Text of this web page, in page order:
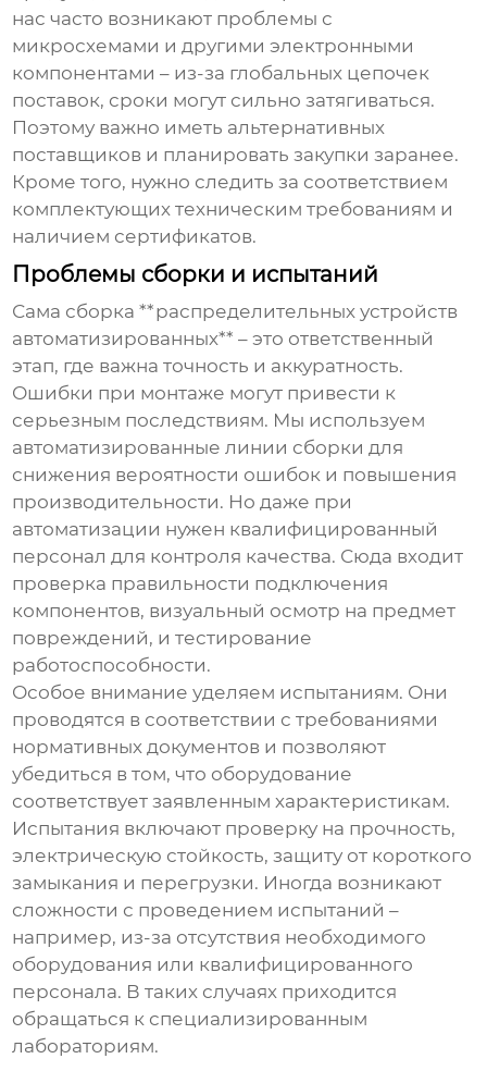
нас часто возникают проблемы с
микросхемами и другими электронными
компонентами – из-за глобальных цепочек
поставок, сроки могут сильно затягиваться.
Поэтому важно иметь альтернативных
поставщиков и планировать закупки заранее.
Кроме того, нужно следить за соответствием
комплектующих техническим требованиям и
наличием сертификатов.
Проблемы сборки и испытаний
Сама сборка **распределительных устройств
автоматизированных** – это ответственный
этап, где важна точность и аккуратность.
Ошибки при монтаже могут привести к
серьезным последствиям. Мы используем
автоматизированные линии сборки для
снижения вероятности ошибок и повышения
производительности. Но даже при
автоматизации нужен квалифицированный
персонал для контроля качества. Сюда входит
проверка правильности подключения
компонентов, визуальный осмотр на предмет
повреждений, и тестирование
работоспособности.
Особое внимание уделяем испытаниям. Они
проводятся в соответствии с требованиями
нормативных документов и позволяют
убедиться в том, что оборудование
соответствует заявленным характеристикам.
Испытания включают проверку на прочность,
электрическую стойкость, защиту от короткого
замыкания и перегрузки. Иногда возникают
сложности с проведением испытаний –
например, из-за отсутствия необходимого
оборудования или квалифицированного
персонала. В таких случаях приходится
обращаться к специализированным
лабораториям.